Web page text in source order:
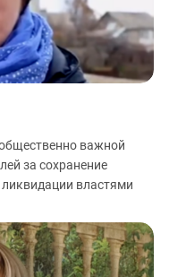
важной
за сохранение
ликвидации властями